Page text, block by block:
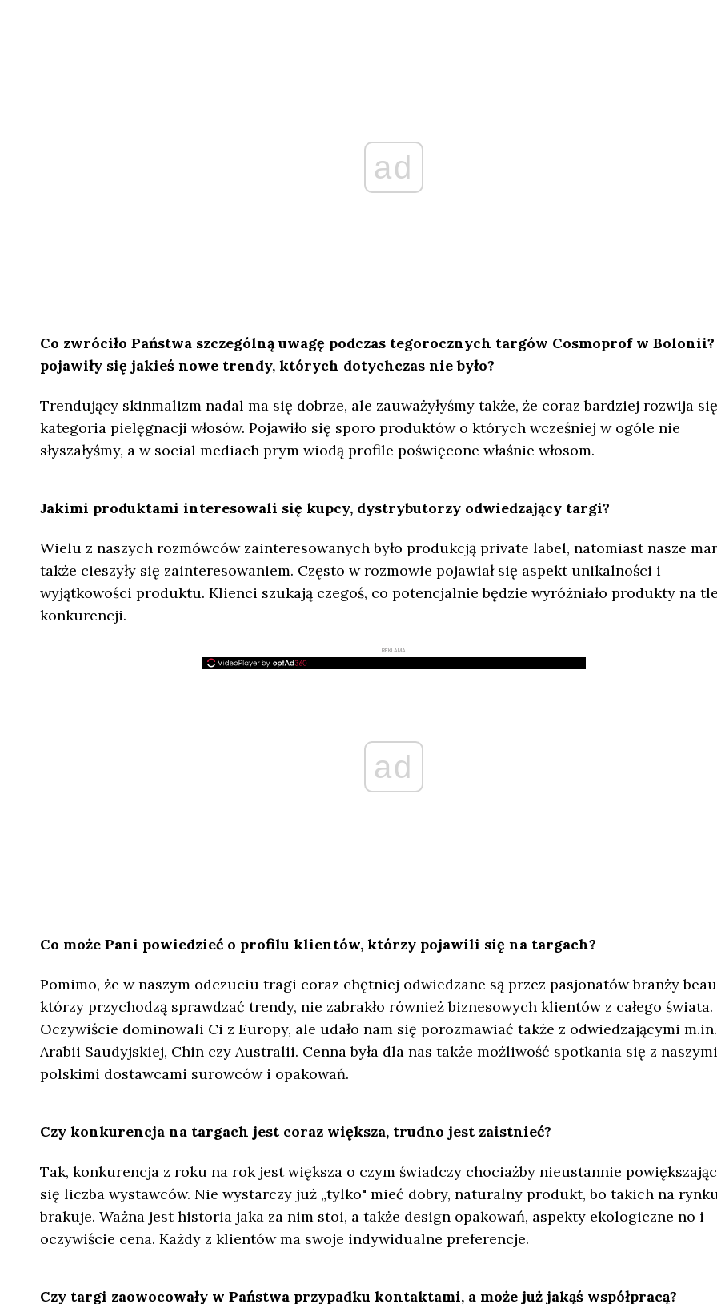
ad
Co zwróciło Państwa szczególną uwagę podczas tegorocznych targów Cosmoprof w Bolonii?
pojawiły się jakieś nowe trendy, których dotychczas nie było?
Trendujący skinmalizm nadal ma się dobrze, ale zauważyłyśmy także, że coraz bardziej rozwija się
kategoria pielęgnacji włosów. Pojawiło się sporo produktów o których wcześniej w ogóle nie
słyszałyśmy, a w social mediach prym wiodą profile poświęcone właśnie włosom.
Jakimi produktami interesowali się kupcy, dystrybutorzy odwiedzający targi?
Wielu z naszych rozmówców zainteresowanych było produkcją private label, natomiast nasze
także cieszyły się zainteresowaniem. Często w rozmowie pojawiał się aspekt unikalności i
wyjątkowości produktu. Klienci szukają czegoś, co potencjalnie będzie wyróżniało produkty na
konkurencji.
REKLAMA
ad
Co może Pani powiedzieć o profilu klientów, którzy pojawili się na targach?
Pomimo, że w naszym odczuciu tragi coraz chętniej odwiedzane są przez pasjonatów branży
którzy przychodzą sprawdzać trendy, nie zabrakło również biznesowych klientów z całego świata.
Oczywiście dominowali Ci z Europy, ale udało nam się porozmawiać także z odwiedzającymi
Arabii Saudyjskiej, Chin czy Australii. Cenna była dla nas także możliwość spotkania się z naszymi
polskimi dostawcami surowców i opakowań.
Czy konkurencja na targach jest coraz większa, trudno jest zaistnieć?
Tak, konkurencja z roku na rok jest większa o czym świadczy chociażby nieustannie
się liczba wystawców. Nie wystarczy już „tylko" mieć dobry, naturalny produkt, bo takich na
brakuje. Ważna jest historia jaka za nim stoi, a także design opakowań, aspekty ekologiczne no i
oczywiście cena. Każdy z klientów ma swoje indywidualne preferencje.
Czy targi zaowocowały w Państwa przypadku kontaktami, a może już jakąś współpracą?